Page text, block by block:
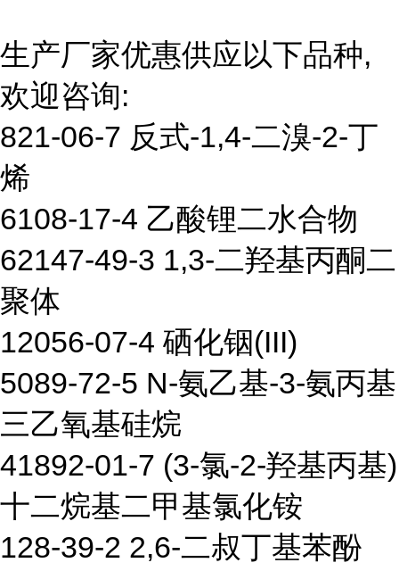
生产厂家优惠供应以下品种,
欢迎咨询:
821-06-7 反式-1,4-二溴-2-丁
烯
6108-17-4 乙酸锂二水合物
62147-49-3 1,3-二羟基丙酮二
聚体
12056-07-4 硒化铟(III)
5089-72-5 N-氨乙基-3-氨丙基
三乙氧基硅烷
41892-01-7 (3-氯-2-羟基丙基)
十二烷基二甲基氯化铵
128-39-2 2,6-二叔丁基苯酚